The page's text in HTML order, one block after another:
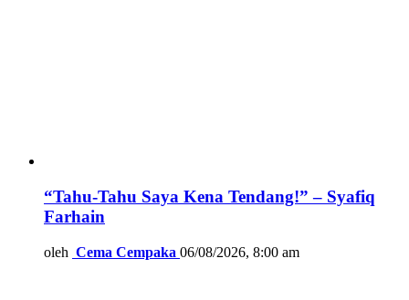
“Tahu-Tahu Saya Kena Tendang!” – Syafiq
Farhain
oleh Cema Cempaka 06/08/2026, 8:00 am